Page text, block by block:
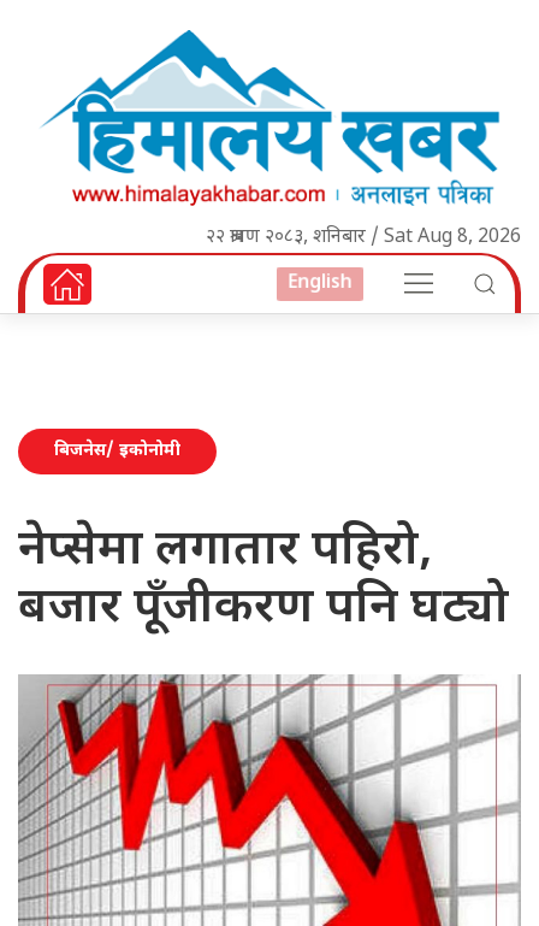
२२ श्रावण २०८३, शनिबार / Sat Aug 8, 2026
English
बिजनेस/ इकोनोमी
नेप्सेमा लगातार पहिरो,
बजार पूँजीकरण पनि घट्यो